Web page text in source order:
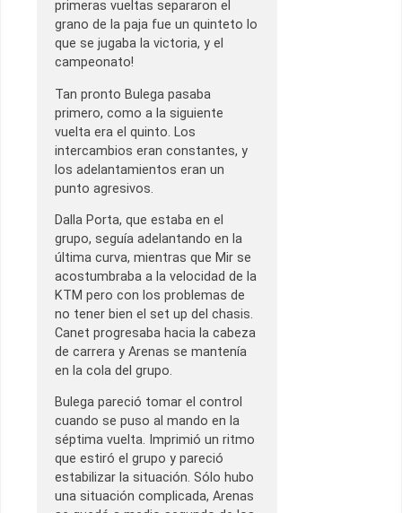
primeras vueltas separaron el
grano de la paja fue un quinteto lo
que se jugaba la victoria, y el
campeonato!
Tan pronto Bulega pasaba
primero, como a la siguiente
vuelta era el quinto. Los
intercambios eran constantes, y
los adelantamientos eran un
punto agresivos.
Dalla Porta, que estaba en el
grupo, seguía adelantando en la
última curva, mientras que Mir se
acostumbraba a la velocidad de la
KTM pero con los problemas de
no tener bien el set up del chasis.
Canet progresaba hacia la cabeza
de carrera y Arenas se mantenía
en la cola del grupo.
Bulega pareció tomar el control
cuando se puso al mando en la
séptima vuelta. Imprimió un ritmo
que estiró el grupo y pareció
estabilizar la situación. Sólo hubo
una situación complicada, Arenas